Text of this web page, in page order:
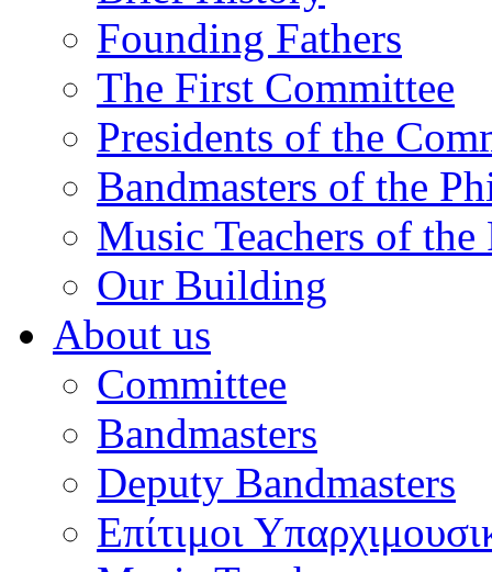
Founding Fathers
The First Committee
Presidents of the
Bandmasters of the
Music Teachers of
Our Building
About us
Committee
Bandmasters
Deputy Bandmasters
Επίτιμοι